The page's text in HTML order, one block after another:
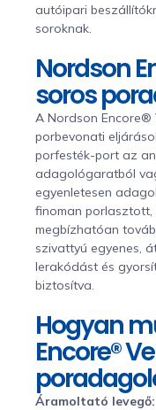
autóipari
soroknak.
Nordson
soros
A Nordson
porbevonati
porfesték-port az
adagológaratból
egyenletesen
finoman porlasztott,
megbízhatóan
szivattyú egyenes,
lerakódást és
biztosítva.
Hogyan
Encore®
Áramoltató levegő: